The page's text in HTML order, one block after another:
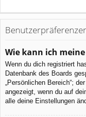
Wie kann ich
Wenn du dich registriert
Datenbank des Boards
„Persönlichen Bereich“;
angezeigt, wenn du auf
alle deine Einstellungen